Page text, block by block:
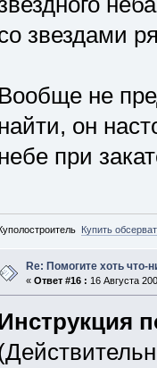
звездами
Вообще не
он
при
Куполостроитель Купить
Re: Помогите хоть что-
« Ответ #16 : 16 Августа